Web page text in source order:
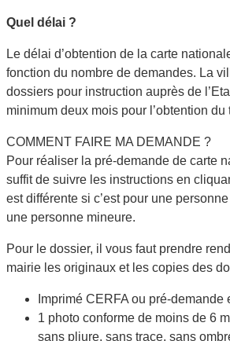
Quel délai ?
Le délai d’obtention de la carte
fonction du nombre de demandes. La
dossiers pour instruction auprès de
minimum deux mois pour l’obtention du
COMMENT FAIRE MA DEMANDE ?
Pour réaliser la pré-demande de carte
suffit de suivre les instructions en
est différente si c’est pour une
une personne mineure.
Pour le dossier, il vous faut prendre
mairie les originaux et les copies des
Imprimé CERFA ou pré-demande
1 photo conforme de moins de 6
sans pliure, sans trace, sans